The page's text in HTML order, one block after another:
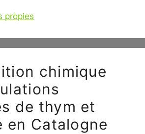
pròpies
chimique
de thym et
en Catalogne